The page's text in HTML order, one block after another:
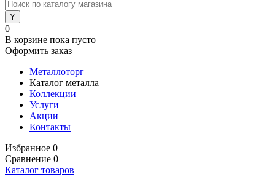
0
В корзине пока пусто
Оформить заказ
Металлоторг
Каталог металла
Коллекции
Услуги
Акции
Контакты
Избранное 0
Сравнение 0
Каталог товаров